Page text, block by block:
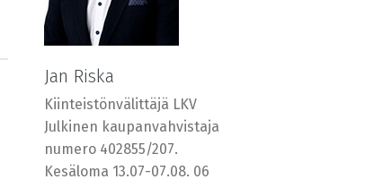
Jan Riska
Kiinteistönvälittäjä LKV
Julkinen kaupanvahvistaja
numero 402855/207.
Kesäloma 13.07-07.08. 06